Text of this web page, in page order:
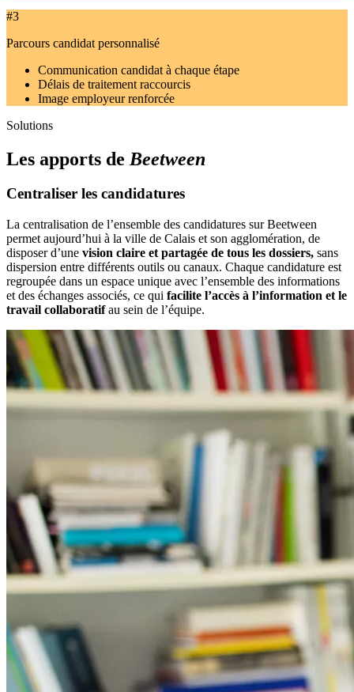
#3
Parcours candidat personnalisé
Communication candidat à chaque étape
Délais de traitement raccourcis
Image employeur renforcée
Solutions
Les apports de Beetween
Centraliser les candidatures
La centralisation de l’ensemble des candidatures sur Beetween
permet aujourd’hui à la ville de Calais et son agglomération, de
disposer d’une vision claire et partagée de tous les dossiers, sans
dispersion entre différents outils ou canaux. Chaque candidature est
regroupée dans un espace unique avec l’ensemble des informations
et des échanges associés, ce qui facilite l’accès à l’information et le
travail collaboratifau sein de l’équipe.